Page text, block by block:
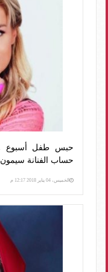
حساب الفنانة سيمون
الخميس، 04 يناير 2018 12:17 م